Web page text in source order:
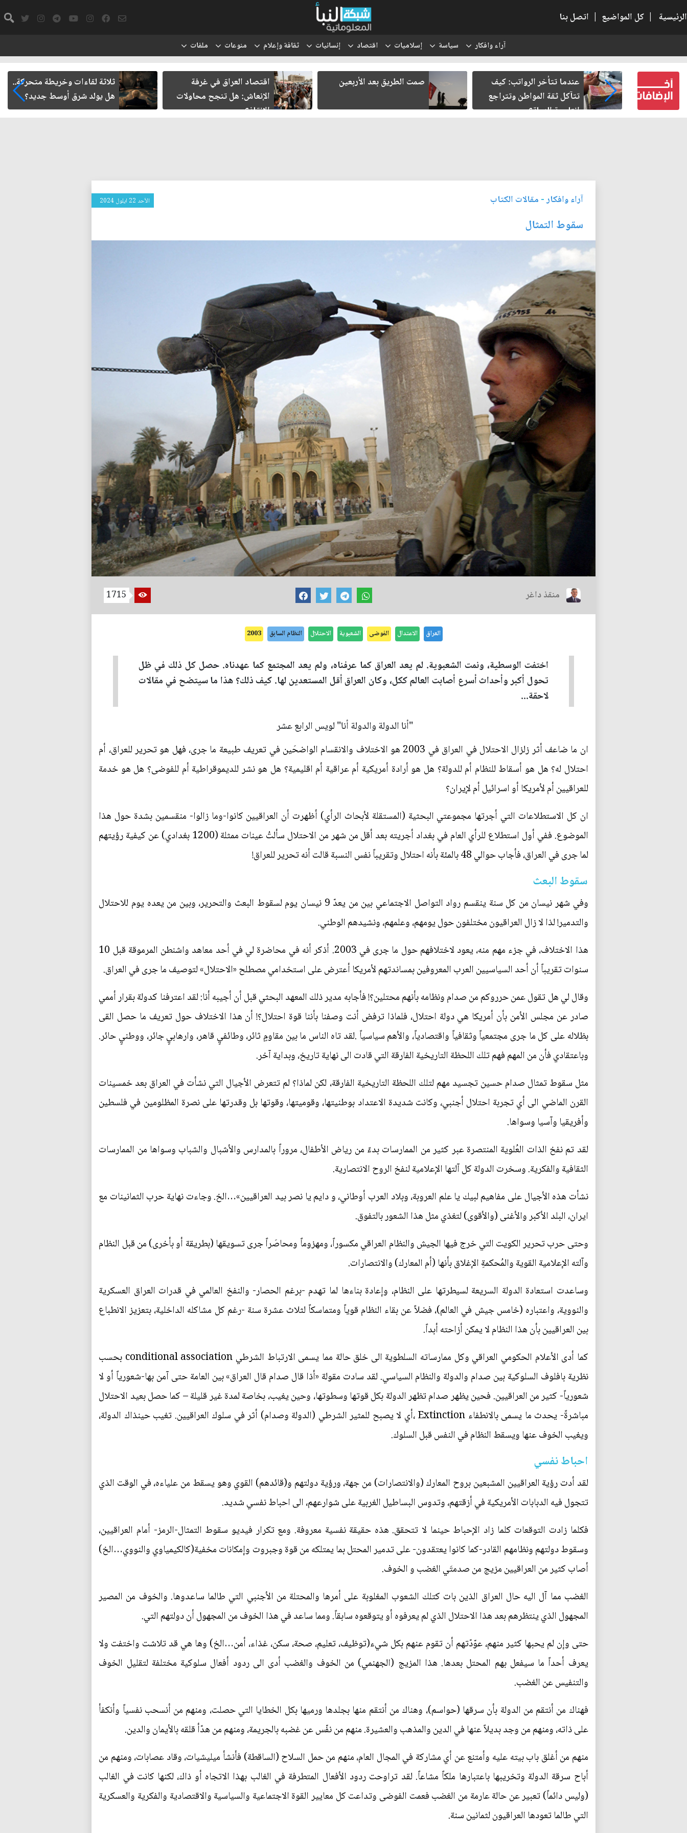
الرئيسية | كل المواضيع | اتصل بنا
آراء وافكار سياسة إسلاميات اقتصاد إنسانيات ثقافة وإعلام منوعات ملفات
حين
عندما تتأخر الرواتب: كيف
تتآكل ثقة المواطن وتتراجع
إنتاجية الدولة؟
صمت الطريق بعد الأربعين
اقتصاد العراق في غرفة
الإنعاش: هل تنجح محاولات
الإنقاذ؟
ثلاثة لقاءات وخريطة متحركة..
هل يولد شرق أوسط جديد؟
آراء وافكار- مقالات الكتاب الأحد 22 ايلول 2024
سقوط التمثال
منقذ داغر 1715
العراق الاعتدال الفوضى الشعبوية الاحتلال النظام السابق 2003
اختفت الوسطية، ونمت الشعبوية. لم يعد العراق كما عرفناه، ولم يعد المجتمع كما عهدناه. حصل كل ذلك في ظل
تحول أكبر وأحداث أسرع أصابت العالم ككل، وكان العراق أقل المستعدين لها. كيف ذلك؟ هذا ما سيتضح في مقالات
لاحقة...
"أنا الدولة والدولة أنا" لويس الرابع عشر
ان ما ضاعف أثر زلزال الاحتلال في العراق في 2003 هو الاختلاف والانقسام الواضحَين في تعريف طبيعة ما جرى، فهل هو تحرير للعراق، أم
احتلال له؟ هل هو أسقاط للنظام أم للدولة؟ هل هو أرادة أمريكية أم عراقية أم اقليمية؟ هل هو نشر للديموقراطية أم للفوضى؟ هل هو خدمة
للعراقيين أم لأمريكا أو اسرائيل أم لإيران؟
ان كل الاستطلاعات التي أجرتها مجموعتي البحثية (المستقلة لأبحاث الرأي) أظهرت أن العراقيين كانوا-وما زالوا- منقسمين بشدة حول هذا
الموضوع. ففي أول استطلاع للرأي العام في بغداد أجريته بعد أقل من شهر من الاحتلال سألتُ عينات ممثلة (1200 بغدادي) عن كيفية رؤيتهم
لما جرى في العراق، فأجاب حوالي 48 بالمئة بأنه احتلال وتقريباً نفس النسبة قالت أنه تحرير للعراق!
سقوط البعث
وفي شهر نيسان من كل سنة ينقسم رواد التواصل الاجتماعي بين من يعدّ 9 نيسان يوم لسقوط البعث والتحرير، وبين من يعده يوم للاحتلال
والتدمير! لذا لا زال العراقيون مختلفون حول يومهم، وعلمهم، ونشيدهم الوطني.
هذا الاختلاف، في جزء مهم منه، يعود لاختلافهم حول ما جرى في 2003. أذكر أنه في محاضرة لي في أحد معاهد واشنطن المرموقة قبل 10
سنوات تقريباً أن أحد السياسيين العرب المعروفين بمساندتهم لأمريكا أعترض على استخدامي مصطلح «الاحتلال» لتوصيف ما جرى في العراق.
وقال لي هل تقول عمن حرروكم من صدام ونظامه بأنهم محتلين؟! فأجابه مدير ذلك المعهد البحثي قبل أن أجيبه أنا: لقد اعترفنا كدولة بقرار أممي
صادر عن مجلس الأمن بأن أمريكا هي دولة احتلال، فلماذا ترفض أنت وصفنا بأننا قوة احتلال؟! أن هذا الاختلاف حول تعريف ما حصل القى
بظلاله على كل ما جرى مجتمعياً وثقافياً واقتصادياً، والأهم سياسياً .لقد تاه الناس ما بين مقاومٍ ثائر، وطائفيٍ قاهر، وارهابيٍ جائر، ووطنيٍ حائر.
وباعتقادي فأن من المهم فهم تلك اللحظة التاريخية الفارقة التي قادت الى نهاية تاريخ، وبداية آخر.
مثل سقوط تمثال صدام حسين تجسيد مهم لتلك اللحظة التاريخية الفارقة، لكن لماذا؟ لم تتعرض الأجيال التي نشأت في العراق بعد خمسينات
القرن الماضي الى أي تجربة احتلال أجنبي، وكانت شديدة الاعتداد بوطنيتها، وقوميتها، وقوتها بل وقدرتها على نصرة المظلومين في فلسطين
وأفريقيا وآسيا وسواها.
لقد تم نفخ الذات العُلوية المنتصرة عبر كثير من الممارسات بدءً من رياض الأطفال، مروراً بالمدارس والأشبال والشباب وسواها من الممارسات
الثقافية والفكرية. وسخرت الدولة كل آلتها الإعلامية لنفخ الروح الانتصارية.
نشأت هذه الأجيال على مفاهيم لبيك يا علم العروبة، وبلاد العرب أوطاني، و دايم يا نصر بيد العراقيين»…الخ. وجاءت نهاية حرب الثمانينات مع
ايران، البلد الأكبر والأغنى (والأقوى) لتغذي مثل هذا الشعور بالتفوق.
وحتى حرب تحرير الكويت التي خرج فيها الجيش والنظام العراقي مكسوراً، ومهزوماً ومحاصَراً جرى تسويقها (بطريقة أو بأخرى) من قبل النظام
وآلته الإعلامية القوية والمُحكمةِ الإغلاق بأنها (أم المعارك) والانتصارات.
وساعدت استعادة الدولة السريعة لسيطرتها على النظام، وإعادة بناءها لما تهدم -برغم الحصار- والنفخ العالمي في قدرات العراق العسكرية
والنووية، واعتباره (خامس جيش في العالم)، فضلاً عن بقاء النظام قوياً ومتماسكاً لثلاث عشرة سنة -رغم كل مشاكله الداخلية، بتعزيز الانطباع
بين العراقيين بأن هذا النظام لا يمكن أزاحته أبداً.
كما أدى الأعلام الحكومي العراقي وكل ممارساته السلطوية الى خلق حالة مما يسمى الارتباط الشرطي conditional association بحسب
نظرية بافلوف السلوكية بين صدام والدولة والنظام السياسي. لقد سادت مقولة «أذا قال صدام قال العراق» بين العامة حتى آمن بها-شعورياً أو لا
شعورياً- كثير من العراقيين. فحين يظهر صدام تظهر الدولة بكل قوتها وسطوتها، وحين يغيب، بخاصة لمدة غير قليلة – كما حصل بعيد الاحتلال
مباشرةً- يحدث ما يسمى بالانطفاء Extinction ،أي لا يصبح للمثير الشرطي (الدولة وصدام) أثر في سلوك العراقيين. تغيب حينذاك الدولة،
ويغيب الخوف عنها ويسقط النظام في النفس قبل السلوك.
احباط نفسي
لقد أدت رؤية العراقيين المشبعين بروح المعارك (والانتصارات) من جهة، ورؤية دولتهم و(قائدهم) القوي وهو يسقط من علياءه، في الوقت الذي
تتجول فيه الدبابات الأمريكية في أزقتهم، وتدوس البساطيل الغربية على شوارعهم، الى احباط نفسي شديد.
فكلما زادت التوقعات كلما زاد الإحباط حينما لا تتحقق. هذه حقيقة نفسية معروفة. ومع تكرار فيديو سقوط التمثال-الرمز- أمام العراقيين،
وسقوط دولتهم ونظامهم القادر-كما كانوا يعتقدون- على تدمير المحتل بما يمتلكه من قوة وجبروت وإمكانات مخفية(كالكيمياوي والنووي…الخ)
أصاب كثير من العراقيين مزيج من صدمتَي الغضب و الخوف.
الغضب مما آل اليه حال العراق الذين بات كتلك الشعوب المغلوبة على أمرها والمحتلة من الأجنبي التي طالما ساعدوها. والخوف من المصير
المجهول الذي ينتظرهم بعد هذا الاحتلال الذي لم يعرفوه أو يتوقعوه سابقاً. ومما ساعد في هذا الخوف من المجهول أن دولتهم التي.
حتى وإن لم يحبها كثير منهم، عوّدّتهم أن تقوم عنهم بكل شيء(توظيف، تعليم، صحة، سكن، غذاء، أمن…الخ) وها هي قد تلاشت واختفت ولا
يعرف أحداً ما سيفعل بهم المحتل بعدها. هذا المزيج (الجهنمي) من الخوف والغضب أدى الى ردود أفعال سلوكية مختلفة لتقليل الخوف
والتنفيس عن الغضب.
فهناك من أنتقم من الدولة بأن سرقها (حواسم)، وهناك من أنتقم منها بجلدها ورميها بكل الخطايا التي حصلت، ومنهم من أنسحب نفسياً وأنكفأ
على ذاته، ومنهم من وجد بديلاً عنها في الدين والمذهب والعشيرة. منهم من نفّس عن غضبه بالجريمة، ومنهم من هدّأ قلقه بالأيمان والدين.
منهم من أغلق باب بيته عليه وأمتنع عن أي مشاركة في المجال العام، منهم من حمل السلاح (الساقطة) فأنشأ ميليشيات، وقاد عصابات، ومنهم من
أباح سرقة الدولة وتخريبها باعتبارها ملكاً مشاعاً. لقد تراوحت ردود الأفعال المتطرفة في الغالب بهذا الاتجاه أو ذاك، لكنها كانت في الغالب
(وليس دائماً) تعبير عن حالة عارمة من الغضب فعمت الفوضى وتداعت كل معايير القوة الاجتماعية والسياسية والاقتصادية والفكرية والعسكرية
التي طالما تعودها العراقيون لثمانين سنة.